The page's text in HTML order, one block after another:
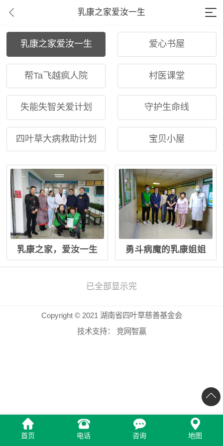
乳康之家爱汝一生
乳康之家爱汝一生 爱心书屋
帮Ta飞越疯人院 村医课堂
失能失智关爱计划 守护生命线
四叶草大病救助计划 宝贝小屋
乳康之家，爱汝一生 勇斗病魔的乳康姐姐
已全部显示完
首页 电话 咨询 地图
Copyright © 2021 湖南省四叶草慈善基金会
技术支持：
竞网智赢